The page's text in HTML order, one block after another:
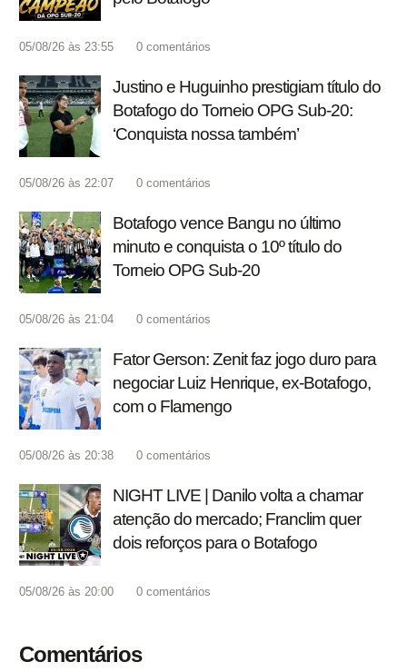
05/08/26 às 23:55 0 comentários
Justino e Huguinho prestigiam título do
Botafogo do Torneio OPG Sub-20:
‘Conquista nossa também’
05/08/26 às 22:07 0 comentários
Botafogo vence Bangu no último
minuto e conquista o 10º título do
Torneio OPG Sub-20
05/08/26 às 21:04 0 comentários
Fator Gerson: Zenit faz jogo duro para
negociar Luiz Henrique, ex-Botafogo,
com o Flamengo
05/08/26 às 20:38 0 comentários
NIGHT LIVE | Danilo volta a chamar
atenção do mercado; Franclim quer
dois reforços para o Botafogo
05/08/26 às 20:00 0 comentários
Comentários